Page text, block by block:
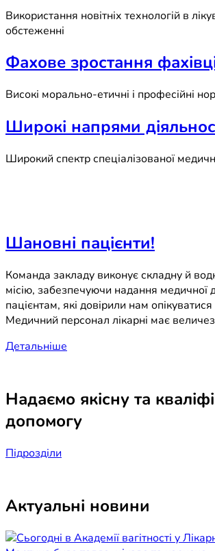
Використання новітніх технологій в
обстеженні
Фахове зростання
Високі морально-етичні і професійні
Широкі напрями
Широкий спектр спеціалізованої
Шановні пацієнти!
Команда закладу виконує складну й
місію, забезпечуючи надання медичної
пацієнтам, які довірили нам
Медичний персонал лікарні має
Детальніше
Надаємо якісну та
допомогу
Підрозділи
Актуальні новини